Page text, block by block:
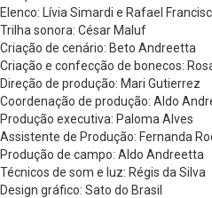
Elenco: Lívia Simardi e Rafael
Trilha sonora: César Maluf
Criação de cenário: Beto Andreetta
Criação e confecção de bonecos:
Direção de produção: Mari Gutierrez
Coordenação de produção: Aldo
Produção executiva: Paloma Alves
Assistente de Produção: Fernanda
Produção de campo: Aldo Andreetta
Técnicos de som e luz: Régis da Silva
Design gráfico: Sato do Brasil